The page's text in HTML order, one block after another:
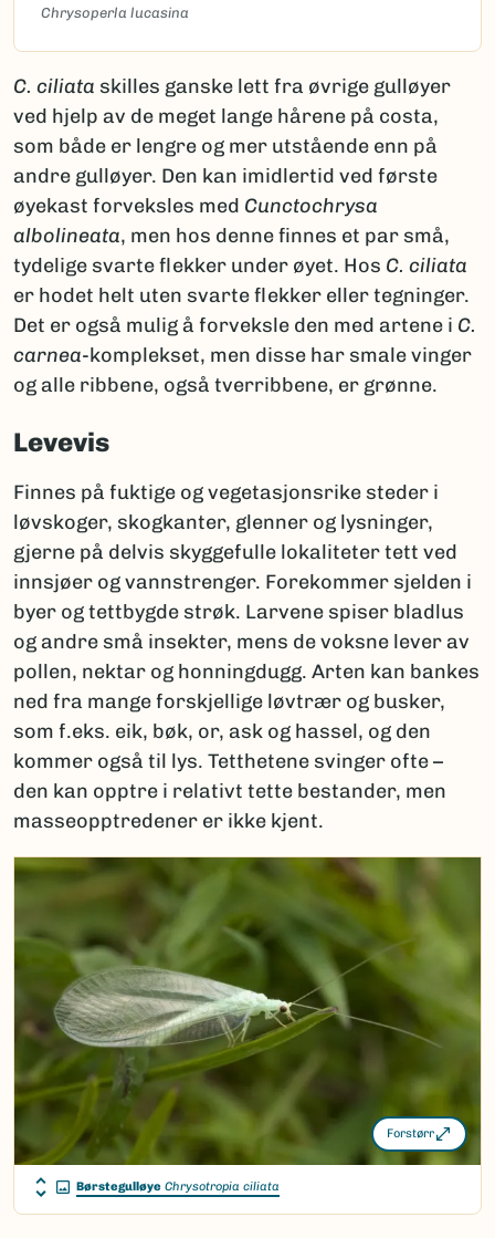
Chrysoperla lucasina
C. ciliata skilles ganske lett fra øvrige gulløyer
ved hjelp av de meget lange hårene på costa,
som både er lengre og mer utstående enn på
andre gulløyer. Den kan imidlertid ved første
øyekast forveksles med Cunctochrysa
albolineata, men hos denne finnes et par små,
tydelige svarte flekker under øyet. Hos C. ciliata
er hodet helt uten svarte flekker eller tegninger.
Det er også mulig å forveksle den med artene i C.
carnea-komplekset, men disse har smale vinger
og alle ribbene, også tverribbene, er grønne.
Levevis
Finnes på fuktige og vegetasjonsrike steder i
løvskoger, skogkanter, glenner og lysninger,
gjerne på delvis skyggefulle lokaliteter tett ved
innsjøer og vannstrenger. Forekommer sjelden i
byer og tettbygde strøk. Larvene spiser bladlus
og andre små insekter, mens de voksne lever av
pollen, nektar og honningdugg. Arten kan bankes
ned fra mange forskjellige løvtrær og busker,
som f.eks. eik, bøk, or, ask og hassel, og den
kommer også til lys. Tetthetene svinger ofte –
den kan opptre i relativt tette bestander, men
masseopptredener er ikke kjent.
Forstørr
Børstegulløye Chrysotropia ciliata